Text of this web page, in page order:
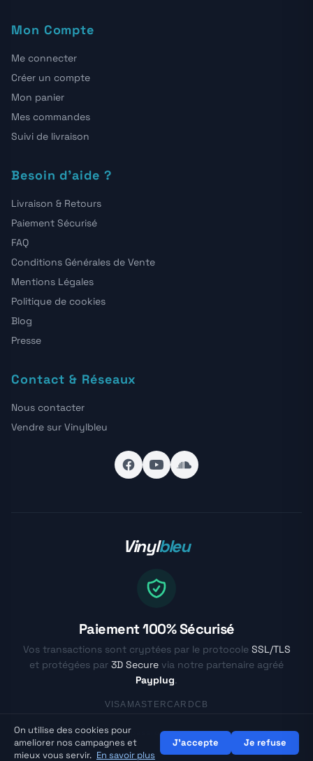
Mon Compte
Me connecter
Créer un compte
Mon panier
Mes commandes
Suivi de livraison
Besoin d'aide ?
Livraison & Retours
Paiement Sécurisé
FAQ
Conditions Générales de Vente
Mentions Légales
Politique de cookies
Blog
Presse
Contact & Réseaux
Nous contacter
Vendre sur Vinylbleu
Vinylbleu
Paiement 100% Sécurisé
Vos transactions sont cryptées par le protocole SSL/TLS
et protégées par 3D Secure via notre partenaire agréé
Payplug.
VISA MASTERCARD CB
© Vinylbleu.fr - La passion du vinyle depuis 2017
On utilise des cookies pour
ameliorer nos campagnes et
mieux vous servir. En savoir plus
J'accepte Je refuse